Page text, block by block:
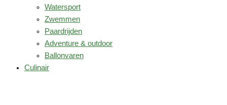
Watersport
Zwemmen
Paardrijden
Adventure & outdoor
Ballonvaren
Culinair